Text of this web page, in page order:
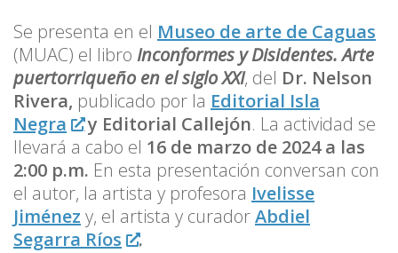
Se presenta en el Museo de arte de Caguas
(MUAC) el libro Inconformes y Disidentes. Arte
puertorriqueño en el siglo XXI, del Dr. Nelson
Rivera, publicado por la Editorial Isla
Negra
y Editorial Callejón. La actividad se
llevará a cabo el 16 de marzo de 2024 a las
2:00 p.m. En esta presentación conversan con
el autor, la artista y profesora Ivelisse
Jiménez y, el artista y curadorAbdiel
Segarra Ríos
.